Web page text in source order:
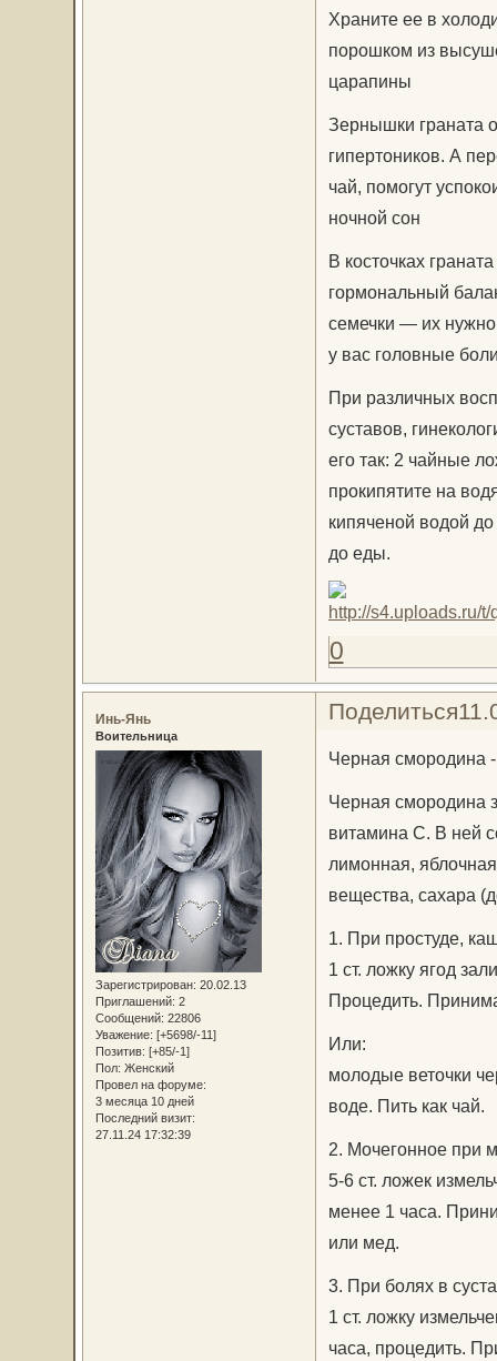
Храните ее в
порошком из
царапины
Зернышки граната
гипертоников. А
чай, помогут
ночной сон
В косточках
гормональный
семечки — их
у вас головные
При различных
суставов,
его так: 2 чайные
прокипятите на
кипяченой водой
до еды.
0
Поделиться
Инь-Янь
Воительница
Зарегистрирован: 20.02.13
Приглашений: 2
Сообщений: 22806
Уважение: [+5698/-11]
Позитив: [+85/-1]
Пол: Женский
Провел на форуме:
3 месяца 10 дней
Последний визит:
27.11.24 17:32:39
Черная смородина
Черная смородина
витамина С. В ней
лимонная,
вещества, сахара
1. При простуде,
1 ст. ложку ягод
Процедить.
Или:
молодые веточки
воде. Пить как чай.
2. Мочегонное при
5-6 ст. ложек
менее 1 часа.
или мед.
3. При болях в
1 ст. ложку
часа, процедить.